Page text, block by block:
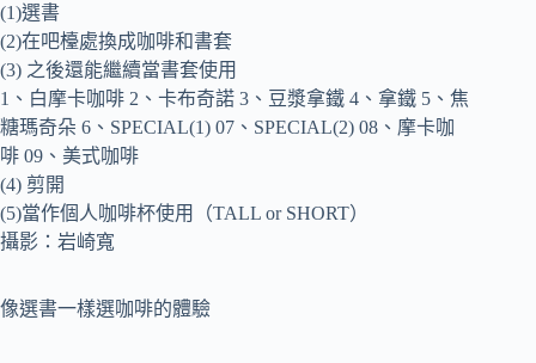
(1)選書
(2)在吧檯處換成咖啡和書套
(3) 之後還能繼續當書套使用
1、白摩卡咖啡 2、卡布奇諾 3、豆漿拿鐵 4、拿鐵 5、焦
糖瑪奇朵 6、SPECIAL(1) 07、SPECIAL(2) 08、摩卡咖
啡 09、美式咖啡
(4) 剪開
(5)當作個人咖啡杯使用（TALL or SHORT）
攝影：岩崎寬
像選書一樣選咖啡的體驗